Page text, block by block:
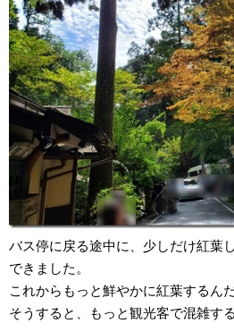
バス停に戻る途中に、少しだけ紅葉
できました。
これからもっと鮮やかに紅葉するん
そうすると、もっと観光客で混雑す